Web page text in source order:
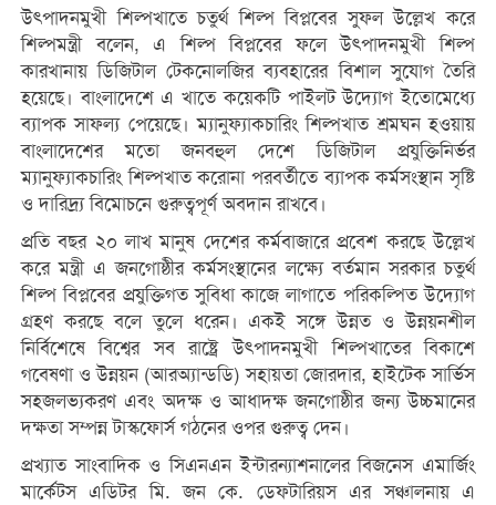
উৎপাদনমুখী শিল্পখাতে চতুর্থ শিল্প বিপ্লবের সুফল উল্লেখ করে
শিল্পমন্ত্রী বলেন, এ শিল্প বিপ্লবের ফলে উৎপাদনমুখী শিল্প
কারখানায় ডিজিটাল টেকনোলজির ব্যবহারের বিশাল সুযোগ তৈরি
হয়েছে। বাংলাদেশে এ খাতে কয়েকটি পাইলট উদ্যোগ ইতোমেধ্যে
ব্যাপক সাফল্য পেয়েছে। ম্যানুফ্যাকচারিং শিল্পখাত শ্রমঘন হওয়ায়
বাংলাদেশের মতো জনবহুল দেশে ডিজিটাল প্রযুক্তিনির্ভর
ম্যানুফ্যাকচারিং শিল্পখাত করোনা পরবর্তীতে ব্যাপক কর্মসংস্থান সৃষ্টি
ও দারিদ্র্য বিমোচনে গুরুত্বপূর্ণ অবদান রাখবে।
প্রতি বছর ২০ লাখ মানুষ দেশের কর্মবাজারে প্রবেশ করছে উল্লেখ
করে মন্ত্রী এ জনগোষ্ঠীর কর্মসংস্থানের লক্ষ্যে বর্তমান সরকার চতুর্থ
শিল্প বিপ্লবের প্রযুক্তিগত সুবিধা কাজে লাগাতে পরিকল্পিত উদ্যোগ
গ্রহণ করছে বলে তুলে ধরেন। একই সঙ্গে উন্নত ও উন্নয়নশীল
নির্বিশেষে বিশ্বের সব রাষ্ট্রে উৎপাদনমুখী শিল্পখাতের বিকাশে
গবেষণা ও উন্নয়ন (আরঅ্যান্ডডি) সহায়তা জোরদার, হাইটেক সার্ভিস
সহজলভ্যকরণ এবং অদক্ষ ও আধাদক্ষ জনগোষ্ঠীর জন্য উচ্চমানের
দক্ষতা সম্পন্ন টাস্কফোর্স গঠনের ওপর গুরুত্ব দেন।
প্রখ্যাত সাংবাদিক ও সিএনএন ইন্টারন্যাশনালের বিজনেস এমার্জিং
মার্কেটস এডিটর মি. জন কে. ডেফটারিয়স এর সঞ্চালনায় এ